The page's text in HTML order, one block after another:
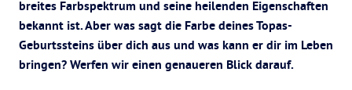
breites Farbspektrum und seine heilenden Eigenschaften
bekannt ist. Aber was sagt die Farbe deines Topas-
Geburtssteins über dich aus und was kann er dir im Leben
bringen? Werfen wir einen genaueren Blick darauf.